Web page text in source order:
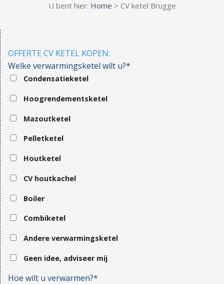
U bent hier: Home > CV ketel Brugge
OFFERTE CV KETEL KOPEN:
Welke verwarmingsketel wilt u?*
Condensatieketel
Hoogrendementsketel
Mazoutketel
Pelletketel
Houtketel
CV houtkachel
Boiler
Combiketel
Andere verwarmingsketel
Geen idee, adviseer mij
Hoe wilt u verwarmen?*